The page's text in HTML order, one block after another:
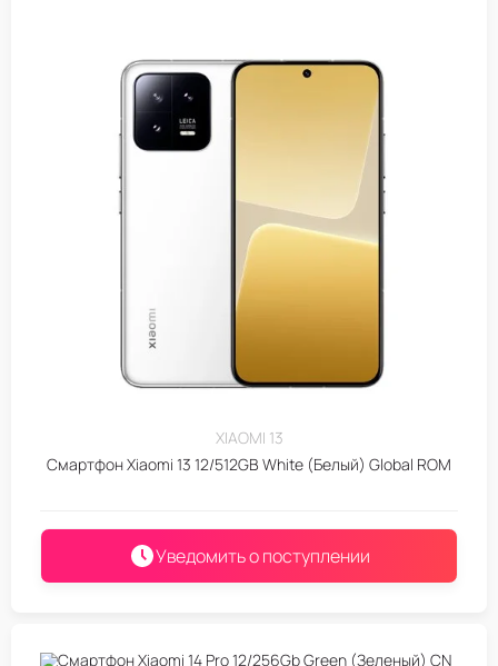
XIAOMI 13
Смартфон Xiaomi 13 12/512GB White (Белый) Global ROM
Уведомить о поступлении